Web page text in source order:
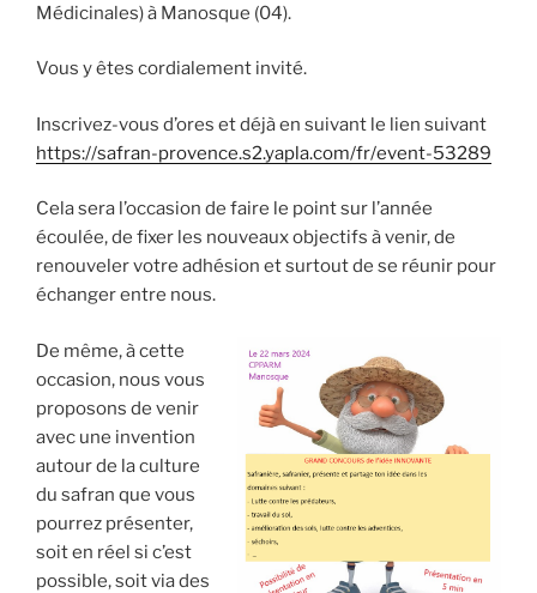
Médicinales) à Manosque (04).
Vous y êtes cordialement invité.
Inscrivez-vous d’ores et déjà en suivant le lien suivant
https://safran-provence.s2.yapla.com/fr/event-53289
Cela sera l’occasion de faire le point sur l’année
écoulée, de fixer les nouveaux objectifs à venir, de
renouveler votre adhésion et surtout de se réunir pour
échanger entre nous.
De même, à cette
occasion, nous vous
proposons de venir
avec une invention
autour de la culture
du safran que vous
pourrez présenter,
soit en réel si c’est
possible, soit via des